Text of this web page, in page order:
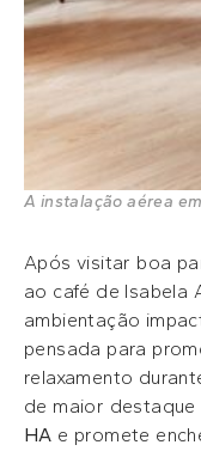
A instalação aérea
Após visitar boa
ao café de Isabela
ambientação
pensada para
relaxamento
de maior
HA e promete